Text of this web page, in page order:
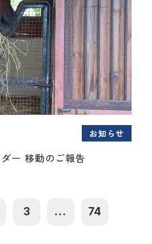
お知らせ
ー 移動のご報告
3 ... 74